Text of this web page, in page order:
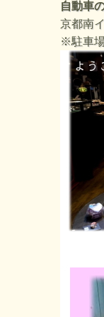
自動車
京都南
※駐車